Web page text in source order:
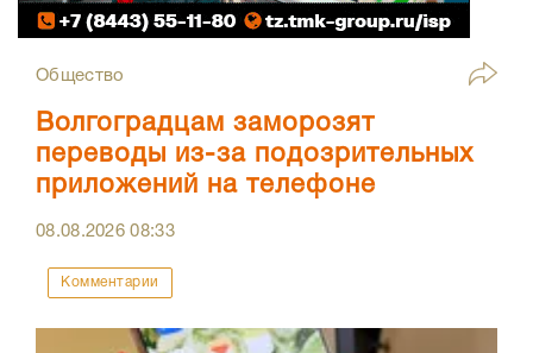
Общество
Волгоградцам заморозят
переводы из-за подозрительных
приложений на телефоне
08.08.202608:33
Комментарии